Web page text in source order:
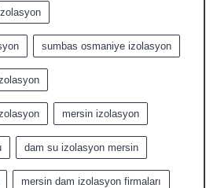
sumbas osmaniye izolasyon
mersin izolasyon
dam su izolasyon mersin
mersin dam izolasyon firmaları